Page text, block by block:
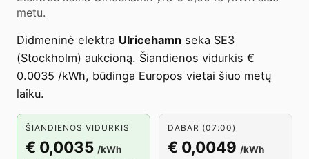
metu.
Didmeninė elektra Ulricehamn seka SE3
(Stockholm) aukcioną. Šiandienos vidurkis €
0.0035 /kWh, būdinga Europos vietai šiuo metų
laiku.
ŠIANDIENOS VIDURKIS
€ 0,0035 /kWh
DABAR (07:00)
€ 0,0049 /kWh